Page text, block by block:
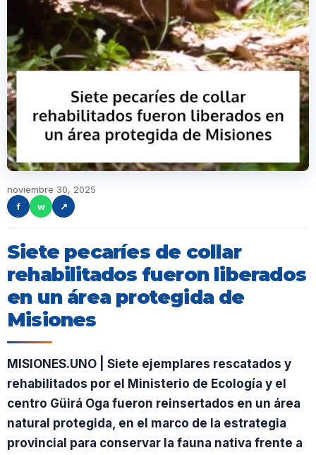
noviembre 30, 2025
f
w ↗
Siete pecaríes de collar
rehabilitados fueron liberados
en un área protegida de
Misiones
MISIONES.UNO | Siete ejemplares rescatados y
rehabilitados por el Ministerio de Ecología y el
centro Güirá Oga fueron reinsertados en un área
natural protegida, en el marco de la estrategia
provincial para conservar la fauna nativa frente a